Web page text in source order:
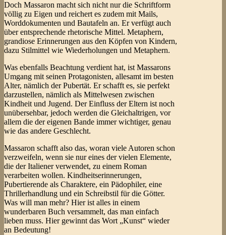
Doch Massaron macht sich nicht nur die Schriftform
völlig zu Eigen und reichert es zudem mit Mails,
Worddokumenten und Bautafeln an. Er verfügt auch
über entsprechende rhetorische Mittel. Metaphern,
grandiose Erinnerungen aus den Köpfen von Kindern,
dazu Stilmittel wie Wiederholungen und Metaphern.
Was ebenfalls Beachtung verdient hat, ist Massarons
Umgang mit seinen Protagonisten, allesamt im besten
Alter, nämlich der Pubertät. Er schafft es, sie perfekt
darzustellen, nämlich als Mittelwesen zwischen
Kindheit und Jugend. Der Einfluss der Eltern ist noch
unübersehbar, jedoch werden die Gleichaltrigen, vor
allem die der eigenen Bande immer wichtiger, genau
wie das andere Geschlecht.
Massaron schafft also das, woran viele Autoren schon
verzweifeln, wenn sie nur eines der vielen Elemente,
die der Italiener verwendet, zu einem Roman
verarbeiten wollen. Kindheitserinnerungen,
Pubertierende als Charaktere, ein Pädophiler, eine
Thrillerhandlung und ein Schreibstil für die Götter.
Was will man mehr? Hier ist alles in einem
wunderbaren Buch versammelt, das man einfach
lieben muss. Hier gewinnt das Wort „Kunst“ wieder
an Bedeutung!